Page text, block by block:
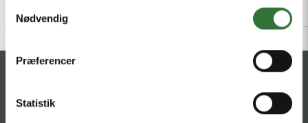
Nødvendig
Præferencer
Statistik
HQ: